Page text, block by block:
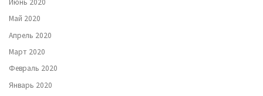
Июнь 2020
Май 2020
Апрель 2020
Март 2020
Февраль 2020
Январь 2020